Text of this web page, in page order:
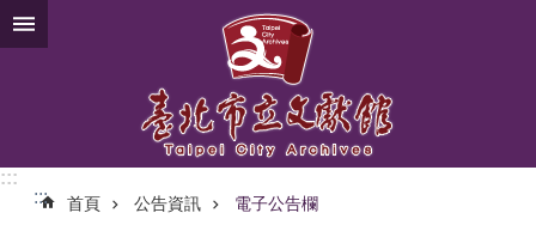
跳到主要內容區塊
:::
:::
首頁 公告資訊 電子公告欄